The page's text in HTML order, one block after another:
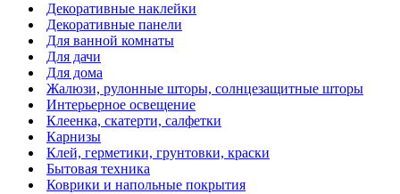
Декоративные наклейки
Декоративные панели
Для ванной комнаты
Для дачи
Для дома
Жалюзи, рулонные шторы, солнцезащитные шторы
Интерьерное освещение
Клеенка, скатерти, салфетки
Карнизы
Клей, герметики, грунтовки, краски
Бытовая техника
Коврики и напольные покрытия